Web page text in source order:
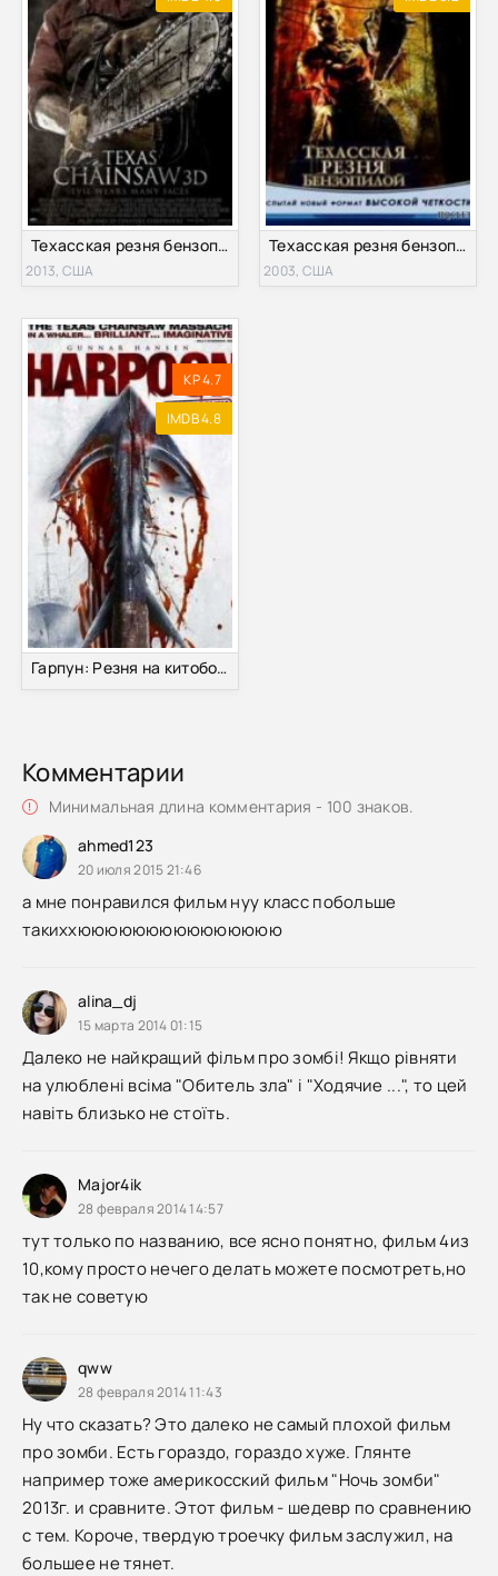
Техасская резня бензопилой (2013)
2013, США
Техасская резня бензопилой (2003)
2003, США
KP 4.7
IMDB 4.8
Гарпун: Резня на китобойном судне (2009)
Комментарии
Минимальная длина комментария - 100 знаков.
ahmed123
20 июля 2015 21:46
а мне понравился фильм нуу класс побольше
такиххююююююююююююююю
alina_dj
15 марта 2014 01:15
Далеко не найкращий фільм про зомбі! Якщо рівняти
на улюблені всіма "Обитель зла" і "Ходячие ...", то цей
навіть близько не стоїть.
Major4ik
28 февраля 2014 14:57
тут только по названию, все ясно понятно, фильм 4из
10,кому просто нечего делать можете посмотреть,но
так не советую
qww
28 февраля 2014 11:43
Ну что сказать? Это далеко не самый плохой фильм
про зомби. Есть гораздо, гораздо хуже. Глянте
например тоже америкосский фильм "Ночь зомби"
2013г. и сравните. Этот фильм - шедевр по сравнению
с тем. Короче, твердую троечку фильм заслужил, на
большее не тянет.